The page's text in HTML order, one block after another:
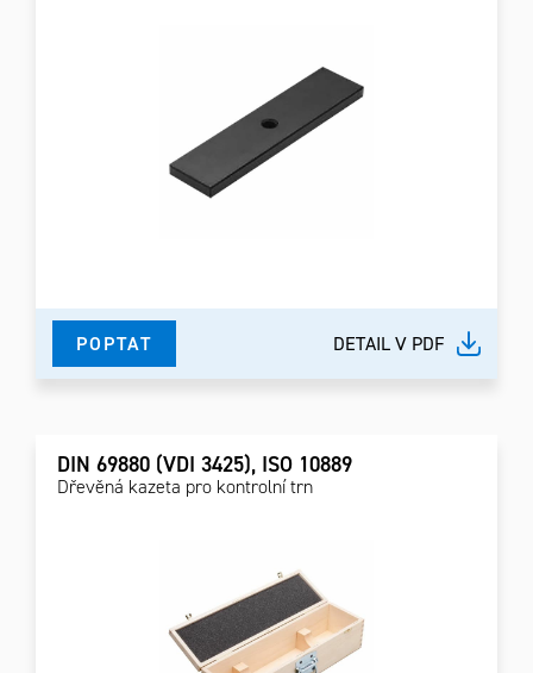
POPTAT DETAIL V PDF
DIN 69880 (VDI 3425), ISO 10889
Dřevěná kazeta pro kontrolní trn